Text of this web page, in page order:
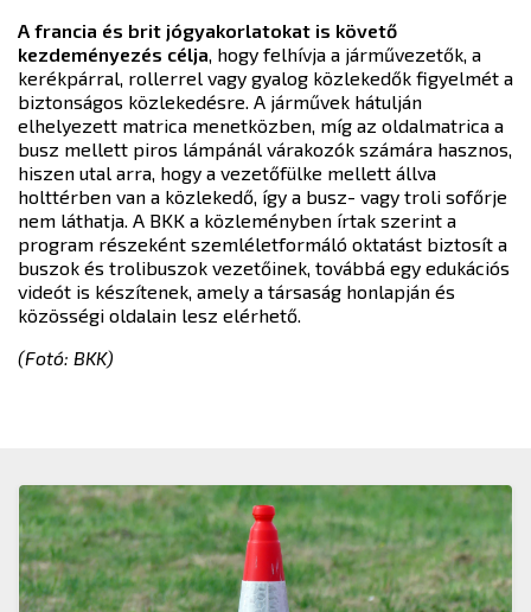
A francia és brit jógyakorlatokat is követő
kezdeményezés célja, hogy felhívja a járművezetők, a
kerékpárral, rollerrel vagy gyalog közlekedők figyelmét a
biztonságos közlekedésre. A járművek hátulján
elhelyezett matrica menetközben, míg az oldalmatrica a
busz mellett piros lámpánál várakozók számára hasznos,
hiszen utal arra, hogy a vezetőfülke mellett állva
holttérben van a közlekedő, így a busz- vagy troli sofőrje
nem láthatja. A BKK a közleményben írtak szerint a
program részeként szemléletformáló oktatást biztosít a
buszok és trolibuszok vezetőinek, továbbá egy edukációs
videót is készítenek, amely a társaság honlapján és
közösségi oldalain lesz elérhető.
(Fotó: BKK)